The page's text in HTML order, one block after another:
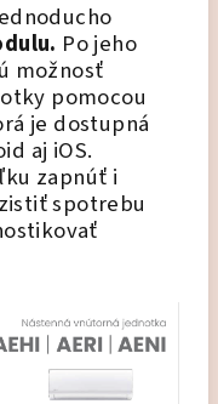
Po jeho
možnosť
pomocou
je dostupná
aj iOS.
zapnúť i
spotrebu